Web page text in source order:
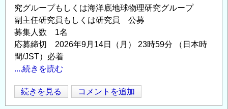
究グループもしくは海洋底地球物理研究グループ
副主任研究員もしくは研究員 公募
募集人数 1名
応募締切 2026年9月14日（月） 23時59分 （日本時
間/JST）必着
....続きを読む
海
洋
続きを見る コメントを追加